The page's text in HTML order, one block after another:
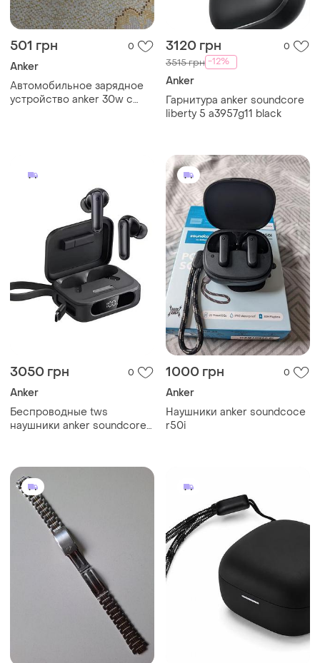
501 грн 0
Anker
Автомобильное зарядное
устройство anker 30w с
3120 грн 0
3515 грн -12%
Anker
Гарнитура anker soundcore
liberty 5 a3957g11 black
3050 грн 0
Anker
Беспроводные tws
наушники anker soundcore
и enc black
1000 грн 0
Anker
Наушники anker soundcoce
r50i